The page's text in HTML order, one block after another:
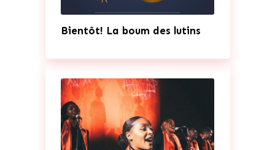
Bientôt! La boum des lutins